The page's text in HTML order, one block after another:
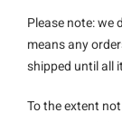
Please note: we
means any
shipped until all
To the extent